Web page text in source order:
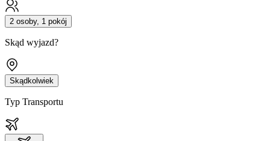
2 osoby, 1 pokój
Skąd wyjazd?
Skądkolwiek
Typ Transportu